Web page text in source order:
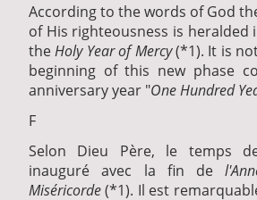
According to the words of God
of His righteousness is heralded
theHoly Year of Mercy(*1). It is
beginning of this new phase
anniversary year "One Hundred
F
Selon Dieu Père, le temps
inauguré avec la fin de
Miséricorde(*1). Il est